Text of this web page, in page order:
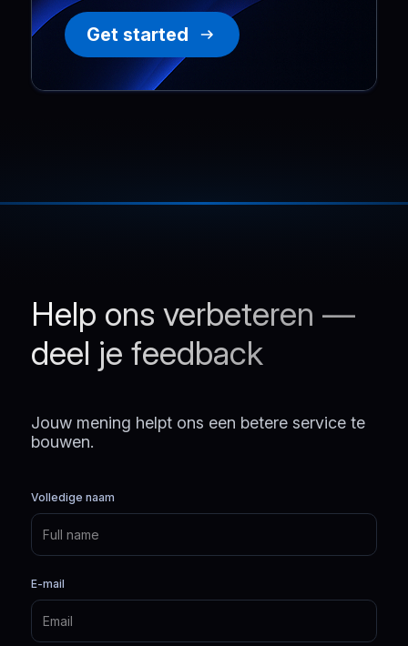
Get started
Help ons verbeteren —
deel je feedback
Jouw mening helpt ons een betere service te
bouwen.
Volledige naam
E-mail